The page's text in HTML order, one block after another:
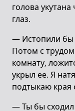
голова
глаз.
— Истопили бы
Потом с
комнату,
укрыл ее. Я
подтыкаю края
— Ты бы